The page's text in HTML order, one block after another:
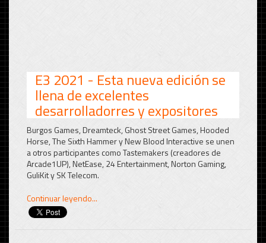
E3 2021 - Esta nueva edición se
llena de excelentes
desarrolladorres y expositores
Burgos Games, Dreamteck, Ghost Street Games, Hooded
Horse, The Sixth Hammer y New Blood Interactive se unen
a otros participantes como Tastemakers (creadores de
Arcade1UP), NetEase, 24 Entertainment, Norton Gaming,
GuliKit y SK Telecom.
Continuar leyendo...